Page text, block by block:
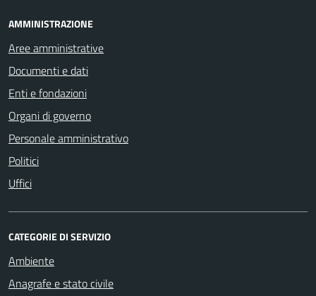
AMMINISTRAZIONE
Aree amministrative
Documenti e dati
Enti e fondazioni
Organi di governo
Personale amministrativo
Politici
Uffici
CATEGORIE DI SERVIZIO
Ambiente
Anagrafe e stato civile